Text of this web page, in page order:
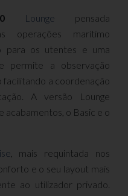
Lounge
pensada
operações marítimo
para os utentes e uma
permite a observação
a coordenação
A versão Lounge
acabamentos, o Basic e o
, mais requintada nos
e o seu layout mais
ao utilizador privado.